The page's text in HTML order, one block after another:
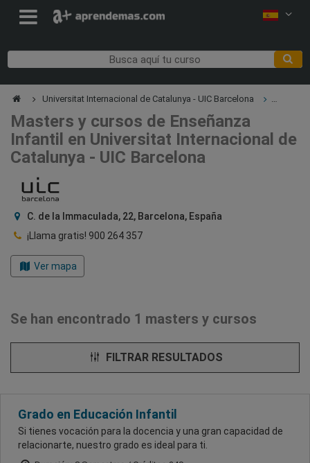
Universitat Internacional de Catalunya - UIC Barcelona
Masters y cursos de Enseñanza
Infantil en Universitat Internacional de
Catalunya - UIC Barcelona
C. de la Immaculada, 22, Barcelona, España
¡Llama gratis! 900 264 357
Ver mapa
Se han encontrado 1 masters y cursos
FILTRAR RESULTADOS
Grado en Educación Infantil
Si tienes vocación para la docencia y una gran capacidad de
relacionarte, nuestro grado es ideal para ti.